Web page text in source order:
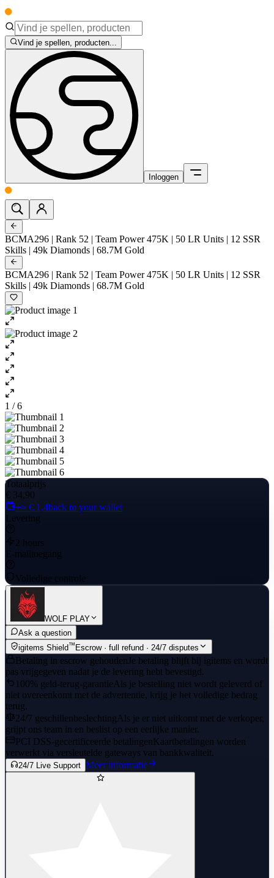
Vind je spellen, producten...
Inloggen
BCMA296 | Rank 52 | Team Power 475K | 50 LR Units | 12 SSR
Skills | 49k Diamonds | 68.7M Gold
BCMA296 | Rank 52 | Team Power 475K | 50 LR Units | 12 SSR
Skills | 49k Diamonds | 68.7M Gold
1 / 6
Totaalprijs
€ 34,90
+≈ € 1,4back to your wallet
Levering
2 hours
E-mailtoegang
Volledige controle
WOLF PLAY
Ask a question
igitems Shield™Escrow · full refund · 24/7 disputes
Betaling in escrow gehouden Je betaling blijft bij igitems en wordt
pas vrijgegeven nadat je de levering hebt bevestigd.
100% geld-terug-garantieAls je bestelling niet wordt geleverd of
niet overeenkomt met de advertentie, krijg je het volledige bedrag
terug.
24/7 geschillenbeslechtingAls je er niet uitkomt met de verkoper,
grijpt ons team in en beslist op een eerlijke manier.
PCI DSS-gecertificeerde betalingenKaartbetalingen worden
verwerkt via versleutelde gateways van bankkwaliteit.
24/7 Live Support Meer informatie